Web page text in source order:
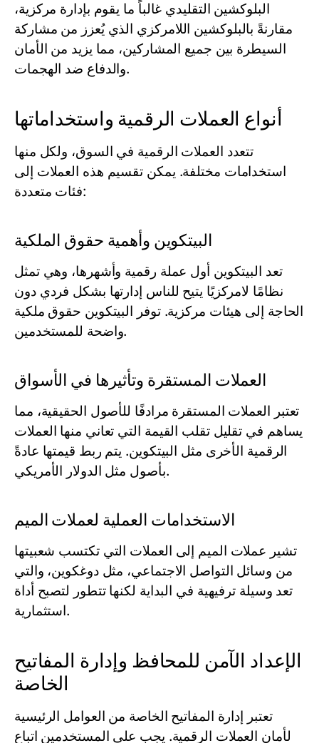
البلوكشين التقليدي غالباً ما يقوم بإدارة مركزية،
مقارنةً بالبلوكشين اللامركزي الذي يُعزز من مشاركة
السيطرة بين جميع المشاركين، مما يزيد من الأمان
والدفاع ضد الهجمات.
أنواع العملات الرقمية واستخداماتها
تتعدد العملات الرقمية في السوق، ولكل منها
استخدامات مختلفة. يمكن تقسيم هذه العملات إلى
فئات متعددة:
البيتكوين وأهمية حقوق الملكية
تعد البيتكوين أول عملة رقمية وأشهرها، وهي تمثل
نظامًا لامركزيًا يتيح للناس إدارتها بشكل فردي دون
الحاجة إلى هيئات مركزية. توفر البيتكوين حقوق ملكية
واضحة للمستخدمين.
العملات المستقرة وتأثيرها في الأسواق
تعتبر العملات المستقرة مرادفًا للأصول الحقيقية، مما
يساهم في تقليل تقلب القيمة التي تعاني منها العملات
الرقمية الأخرى مثل البيتكوين. يتم ربط قيمتها عادةً
بأصول مثل الدولار الأمريكي.
الاستخدامات العملية لعملات الميم
تشير عملات الميم إلى العملات التي تكتسب شعبيتها
من وسائل التواصل الاجتماعي، مثل دوغكوين، والتي
تعد وسيلة ترفيهية في البداية لكنها تتطور لتصبح أداة
استثمارية.
الإعداد الآمن للمحافظ وإدارة المفاتيح
الخاصة
تعتبر إدارة المفاتيح الخاصة من العوامل الرئيسية
لأمان العملات الرقمية. يجب على المستخدمين اتباع